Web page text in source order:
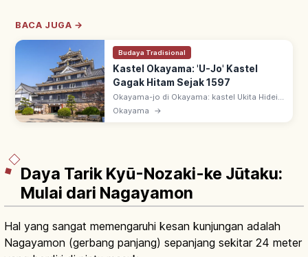
BACA JUGA →
Budaya Tradisional
Kastel Okayama: 'U-Jo' Kastel
Gagak Hitam Sejak 1597
Okayama-jo di Okayama: kastel Ukita Hideie
selesai 1597, dijuluki 'U-jo' (gagak hitam)
karena pernis hitam. Dibangun ulang 1966;
Okayama →
Daya Tarik Kyū-Nozaki-ke Jūtaku:
Mulai dari Nagayamon
Hal yang sangat memengaruhi kesan kunjungan adalah
Nagayamon (gerbang panjang) sepanjang sekitar 24 meter